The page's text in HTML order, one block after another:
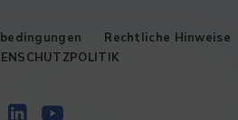
Rechtliche Hinweise